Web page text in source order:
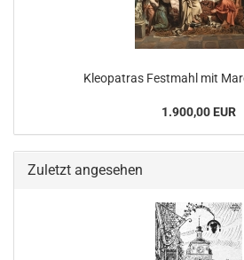
Kleopatras Festmahl mit
1.900,00 EUR
Zuletzt angesehen